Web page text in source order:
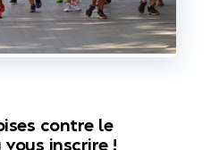
contre le
vous inscrire !